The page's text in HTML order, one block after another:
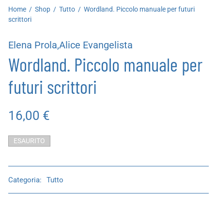
Home / Shop / Tutto / Wordland. Piccolo manuale per futuri
scrittori
Elena Prola,Alice Evangelista
Wordland. Piccolo manuale per
futuri scrittori
16,00 €
ESAURITO
Categoria: Tutto